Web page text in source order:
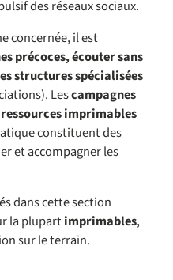
des réseaux sociaux.
concernée, il est
précoces, écouter sans
structures spécialisées
Lescampagnes
imprimables
constituent des
et accompagner les
dans cette section
la plupartimprimables,
sur le terrain.